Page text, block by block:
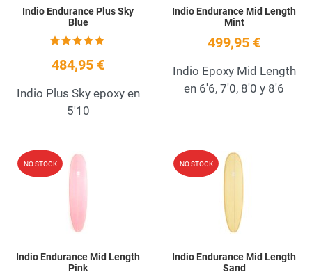
Indio Endurance Plus Sky
Blue
484,95 €
Indio Plus Sky epoxy en
5'10
Indio Endurance Mid Length
Mint
499,95 €
Indio Epoxy Mid Length
en 6'6, 7'0, 8'0 y 8'6
NO STOCK Add to Wishlist
Indio Endurance Mid Length
Pink
NO STOCK
Indio Endurance Mid Length
Sand